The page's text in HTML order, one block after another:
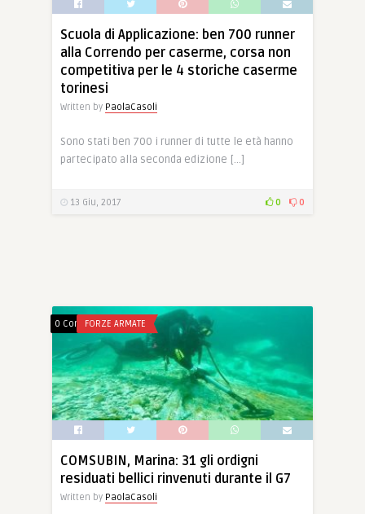
Scuola di Applicazione: ben 700 runner
alla Correndo per caserme, corsa non
competitiva per le 4 storiche caserme
torinesi
Written by PaolaCasoli
Sono stati ben 700 i runner di tutte le età hanno
partecipato alla seconda edizione […]
13 Giu, 2017 0 0
0 CommentsFORZE ARMATE
COMSUBIN, Marina: 31 gli ordigni
residuati bellici rinvenuti durante il G7
Written by PaolaCasoli